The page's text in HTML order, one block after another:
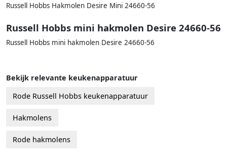
Russell Hobbs Hakmolen Desire Mini 24660-56
Russell Hobbs mini hakmolen Desire 24660-56
Russell Hobbs mini hakmolen Desire 24660-56
Bekijk relevante keukenapparatuur
Rode Russell Hobbs keukenapparatuur
Hakmolens
Rode hakmolens